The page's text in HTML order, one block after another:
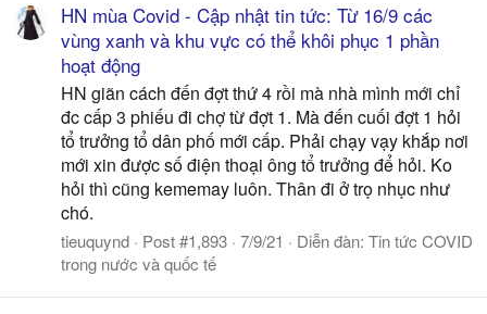
HN mùa Covid - Cập nhật tin tức: Từ 16/9 các
vùng xanh và khu vực có thể khôi phục 1 phần
hoạt động
HN giãn cách đến đợt thứ 4 rồi mà nhà mình mới chỉ
đc cấp 3 phiếu đi chợ từ đợt 1. Mà đến cuối đợt 1 hỏi
tổ trưởng tổ dân phố mới cấp. Phải chạy vạy khắp nơi
mới xin được số điện thoại ông tổ trưởng để hỏi. Ko
hỏi thì cũng kememay luôn. Thân đi ở trọ nhục như
chó.
tieuquynd Post #1,893 7/9/21 Diễn đàn: Tin tức COVID
trong nước và quốc tế